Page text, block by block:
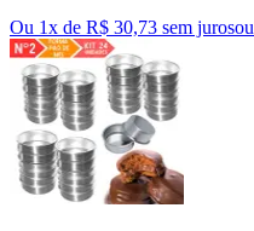
Ou 1x de R$ 30,73 sem jurosou